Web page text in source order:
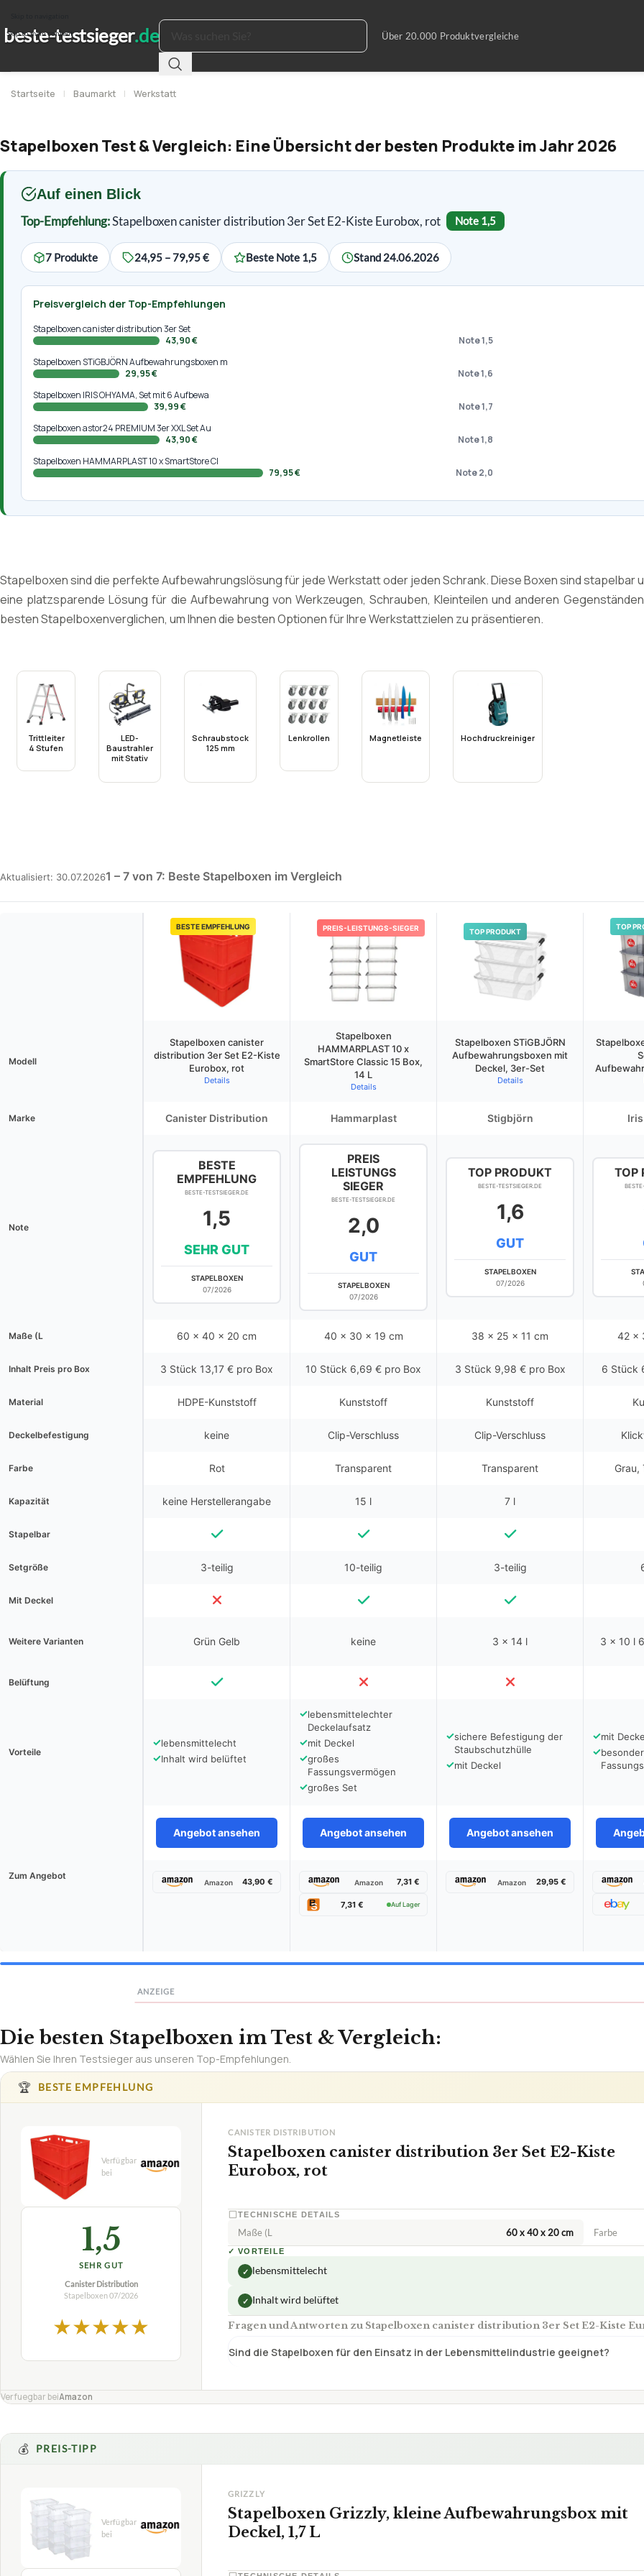
Skip to main content
Startseite | Baumarkt | Werkstatt
Stapelboxen Test & Vergleich: Eine Übersicht der besten Produkte im Jahr 2026
Auf einen Blick
Top-Empfehlung:Stapelboxen canister distribution 3er Set E2-Kiste Eurobox, rot Note 1,5
7 Produkte 24,95 – 79,95 € Beste Note 1,5 Stand 24.06.2026
Preisvergleich der Top-Empfehlungen
Stapelboxen canister distribution 3er Set
43,90 €
Note 1,5
Stapelboxen STiGBJÖRN Aufbewahrungsboxen m
29,95 €
Note 1,6
Stapelboxen IRIS OHYAMA, Set mit 6 Aufbewa
39,99 €
Note 1,7
Stapelboxen astor24 PREMIUM 3er XXL Set Au
43,90 €
Note 1,8
Stapelboxen HAMMARPLAST 10 x SmartStore Cl
79,95 €
Note 2,0
Stapelboxen sind die perfekte Aufbewahrungslösung für jede Werkstatt oder jeden Schrank. Diese Boxen sind stapelbar
eine platzsparende Lösung für die Aufbewahrung von Werkzeugen, Schrauben, Kleinteilen und anderen
besten Stapelboxenverglichen, um Ihnen die besten Optionen für Ihre Werkstattzielen zu präsentieren.
Trittleiter
4 Stufen
LED-
Baustrahler
mit Stativ
Schraubstock
125 mm
Lenkrollen Magnetleiste Hochdruckreiniger
Aktualisiert: 30.07.20261 – 7 von 7: Beste Stapelboxen im Vergleich
BESTE EMPFEHLUNG PREIS-LEISTUNGS-SIEGER TOP PRODUKT
TOP
Modell
Stapelboxen canister
distribution 3er Set E2-Kiste
Eurobox, rot
Details
Stapelboxen
HAMMARPLAST 10 x
SmartStore Classic 15 Box,
14 L
Details
Stapelboxen STiGBJÖRN
Aufbewahrungsboxen mit
Deckel, 3er-Set
Details
Marke Canister Distribution Hammarplast Stigbjörn
Note
BESTE
EMPFEHLUNG
BESTE-TESTSIEGER.DE
1,5
SEHR GUT
STAPELBOXEN
07/2026
PREIS
LEISTUNGS
SIEGER
BESTE-TESTSIEGER.DE
2,0
GUT
STAPELBOXEN
07/2026
TOP PRODUKT
BESTE-TESTSIEGER.DE
1,6
GUT
STAPELBOXEN
07/2026
TOP
Maße (L 60 x 40 x 20 cm 40 x 30 x 19 cm 38 x 25 x 11 cm 42 x
Inhalt Preis pro Box 3 Stück 13,17 € pro Box 10 Stück 6,69 € pro Box 3 Stück 9,98 € pro Box 6 Stück
Material HDPE-Kunststoff Kunststoff Kunststoff
Deckelbefestigung keine Clip-Verschluss Clip-Verschluss
Farbe Rot Transparent Transparent Grau,
Kapazität keine Herstellerangabe 15 l 7 l
Stapelbar
Setgröße 3-teilig 10-teilig 3-teilig
Mit Deckel
Weitere Varianten Grün Gelb keine 3 x 14 l 3 x 10 l
Belüftung
Vorteile
✓lebensmittelecht
✓Inhalt wird belüftet
✓lebensmittelechter
Deckelaufsatz
✓mit Deckel
✓großes
Fassungsvermögen
✓großes Set
✓sichere Befestigung der
Staubschutzhülle
✓mit Deckel
✓mit
✓
Angebot ansehen Angebot ansehen Angebot ansehen
Zum Angebot
Amazon 43,90 € Amazon 7,31 €
7,31 € Auf Lager
Amazon 29,95 €
ANZEIGE
Rechnungen erstellen –
PDF-Download
✓ PDF in 60 Sek.
12 SPRACHEN
English (US)
Die besten Stapelboxen im Test & Vergleich:
Wählen Sie Ihren Testsieger aus unseren Top-Empfehlungen.
🏆 BESTE EMPFEHLUNG
1,5
SEHR GUT
Canister Distribution
Stapelboxen07/2026
★★★★★
CANISTER DISTRIBUTION
Stapelboxen canister distribution 3er Set E2-Kiste
Eurobox, rot
TECHNISCHE DETAILS
Maße (L 60 x 40 x 20 cm Farbe
✓ VORTEILE
✓ lebensmittelecht
✓ Inhalt wird belüftet
Fragen und Antworten zu Stapelboxen canister distribution 3er Set E2-Kiste
Sind die Stapelboxen für den Einsatz in der Lebensmittelindustrie geeignet?
Verfuegbar beiAmazon
💰 PREIS-TIPP
GRIZZLY
Stapelboxen Grizzly, kleine Aufbewahrungsbox mit
Deckel, 1,7 L